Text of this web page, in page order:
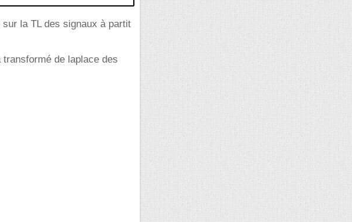
la TL des signaux à partit
de laplace des